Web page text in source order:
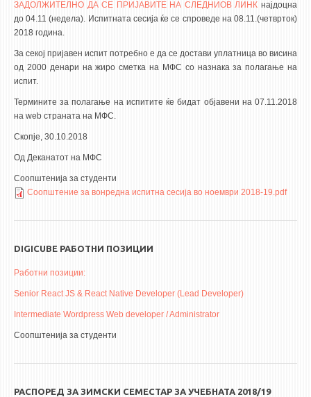
ЗАДОЛЖИТЕЛНО ДА СЕ ПРИЈАВИТЕ НА СЛЕДНИОВ ЛИНК најдоцна
до 04.11 (недела). Испитната сесија ќе се спроведе на 08.11.(четврток)
2018 година.
За секој пријавен испит потребно е да се достави уплатница во висина
од 2000 денари на жиро сметка на МФС со назнака за полагање на
испит.
Термините за полагање на испитите ќе бидат објавени на 07.11.2018
на web страната на МФС.
Скопје, 30.10.2018
Од Деканатот на МФС
Соопштенија за студенти
Соопштение за вонредна испитна сесија во ноември 2018-19.pdf
DIGICUBE РАБОТНИ ПОЗИЦИИ
Работни позиции:
Senior React JS & React Native Developer (Lead Developer)
Intermediate Wordpress Web developer / Administrator
Соопштенија за студенти
РАСПОРЕД ЗА ЗИМСКИ СЕМЕСТАР ЗА УЧЕБНАТА 2018/19